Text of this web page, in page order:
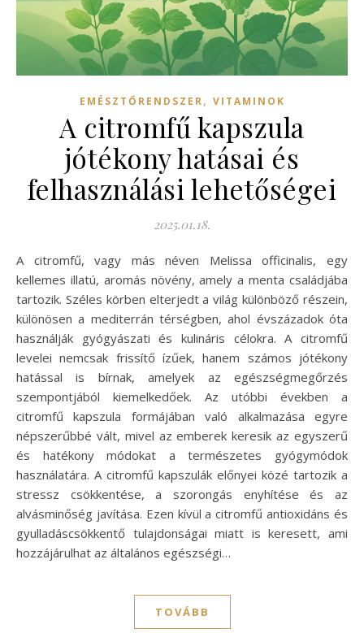
EMÉSZTŐRENDSZER, VITAMINOK
A citromfű kapszula
jótékony hatásai és
felhasználási lehetőségei
2025.01.18.
A citromfű, vagy más néven Melissa officinalis, egy
kellemes illatú, aromás növény, amely a menta családjába
tartozik. Széles körben elterjedt a világ különböző részein,
különösen a mediterrán térségben, ahol évszázadok óta
használják gyógyászati és kulináris célokra. A citromfű
levelei nemcsak frissítő ízűek, hanem számos jótékony
hatással is bírnak, amelyek az egészségmegőrzés
szempontjából kiemelkedőek. Az utóbbi években a
citromfű kapszula formájában való alkalmazása egyre
népszerűbbé vált, mivel az emberek keresik az egyszerű
és hatékony módokat a természetes gyógymódok
használatára. A citromfű kapszulák előnyei közé tartozik a
stressz csökkentése, a szorongás enyhítése és az
alvásminőség javítása. Ezen kívül a citromfű antioxidáns és
gyulladáscsökkentő tulajdonságai miatt is keresett, ami
hozzájárulhat az általános egészségi…
TOVÁBB